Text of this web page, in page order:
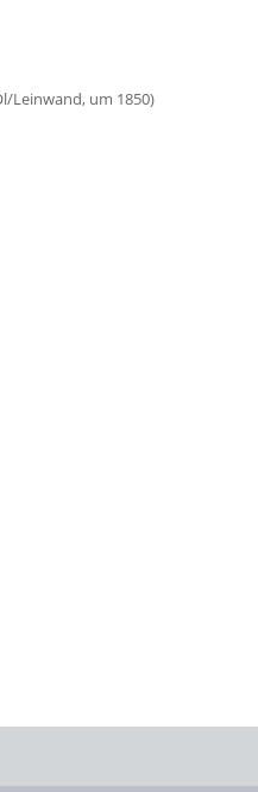
Leinwand, um 1850)